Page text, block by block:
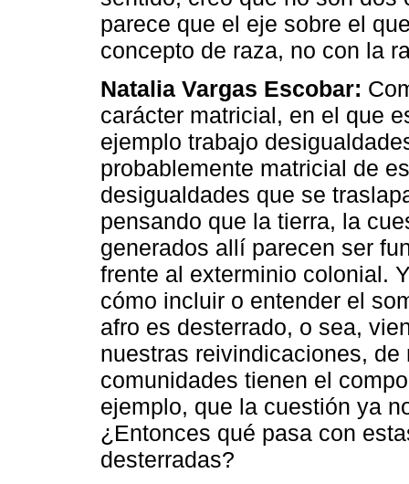
parece que el eje sobre el
concepto de raza, no con la
Natalia Vargas Escobar:
carácter matricial, en el que
ejemplo trabajo
probablemente matricial de
desigualdades que se
pensando que la tierra, la
generados allí parecen ser
frente al exterminio colonial.
cómo incluir o entender el
afro es desterrado, o sea,
nuestras reivindicaciones,
comunidades tienen el
ejemplo, que la cuestión ya
¿Entonces qué pasa con
desterradas?